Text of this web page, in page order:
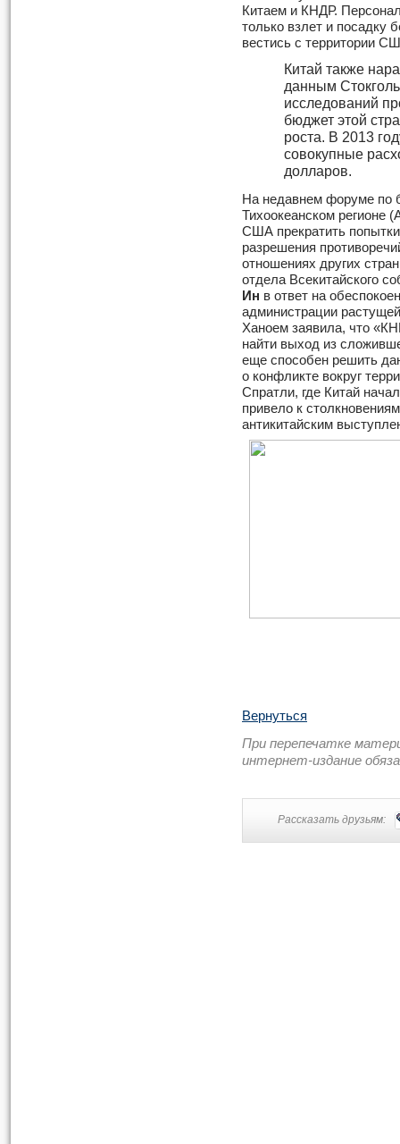
Китаем и КНДР.
только взлет и посадку
вестись с территории
Китай также
данным
исследований
бюджет этой
роста. В 2013
совокупные
долларов.
На недавнем форуме по
Тихоокеанском регионе
США прекратить
разрешения
отношениях других
отдела Всекитайского
Ин в ответ на
администрации
Ханоем заявила, что
найти выход из
еще способен решить
о конфликте вокруг
Спратли, где Китай
привело к
антикитайским
Вернуться
При перепечатке
интернет-издание
Рассказать друзьям: